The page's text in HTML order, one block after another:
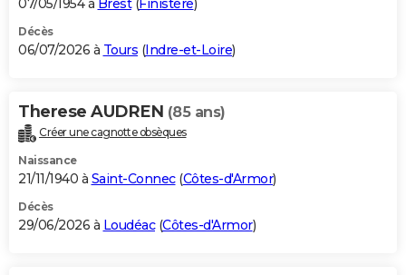
07/05/1954 à Brest(Finistère)
Décès
06/07/2026 à Tours (Indre-et-Loire)
Therese AUDREN (85 ans)
Créer une cagnotte obsèques
Naissance
21/11/1940 à Saint-Connec(Côtes-d'Armor)
Décès
29/06/2026 à Loudéac(Côtes-d'Armor)